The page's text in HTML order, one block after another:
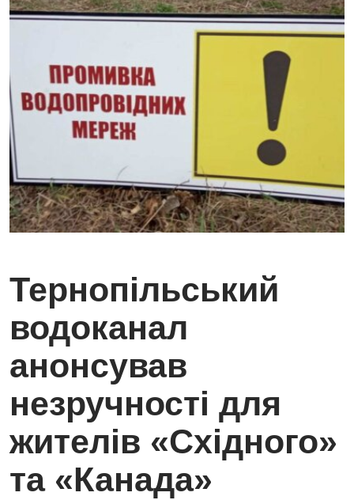
Тернопільський
водоканал
анонсував
незручності для
жителів «Східного»
та «Канада»